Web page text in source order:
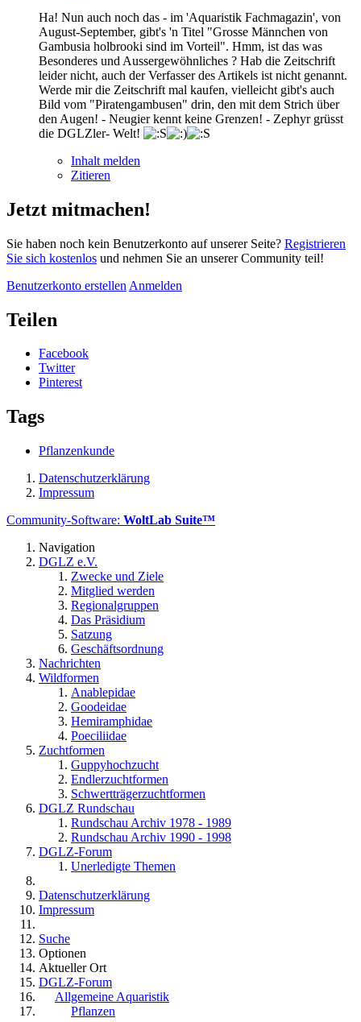
Ha! Nun auch noch das - im 'Aquaristik Fachmagazin', von
August-September, gibt's 'n Titel "Grosse Männchen von
Gambusia holbrooki sind im Vorteil". Hmm, ist das was
Besonderes und Aussergewöhnliches ? Hab die Zeitschrift
leider nicht, auch der Verfasser des Artikels ist nicht genannt.
Werde mir die Zeitschrift mal kaufen, vielleicht gibt's auch
Bild vom "Piratengambusen" drin, den mit dem Strich über
den Augen! - Neugier kennt keine Grenzen! - Zephyr grüsst
die DGLZler- Welt!
Inhalt melden
Zitieren
Jetzt mitmachen!
Sie haben noch kein Benutzerkonto auf unserer Seite? Registrieren
Sie sich kostenlos und nehmen Sie an unserer Community teil!
Benutzerkonto erstellen Anmelden
Teilen
Facebook
Twitter
Pinterest
Tags
Pflanzenkunde
Datenschutzerklärung
Impressum
Community-Software: WoltLab Suite™
Navigation
DGLZ e.V.
Zwecke und Ziele
Mitglied werden
Regionalgruppen
Das Präsidium
Satzung
Geschäftsordnung
Nachrichten
Wildformen
Anablepidae
Goodeidae
Hemiramphidae
Poeciliidae
Zuchtformen
Guppyhochzucht
Endlerzuchtformen
Schwertträgerzuchtformen
DGLZ Rundschau
Rundschau Archiv 1978 - 1989
Rundschau Archiv 1990 - 1998
DGLZ-Forum
Unerledigte Themen
Datenschutzerklärung
Impressum
Suche
Optionen
Aktueller Ort
DGLZ-Forum
Allgemeine Aquaristik
Pflanzen